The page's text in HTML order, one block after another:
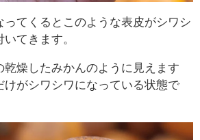
ってくるとこのような表皮がシワシ
てきます。
乾燥したみかんのように見えます
けがシワシワになっている状態で